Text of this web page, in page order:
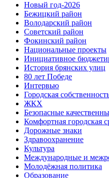
Новый год-2026
Бежицкий район
Володарский район
Советский район
Фокинский район
Национальные проекты
Инициативное
История брянских улиц
80 лет Победе
Интервью
Городская
ЖКХ
Безопасные
Комфортная городская
Дорожные знаки
Здравоохранение
Культура
Международные и
Молодёжная политика
Образование